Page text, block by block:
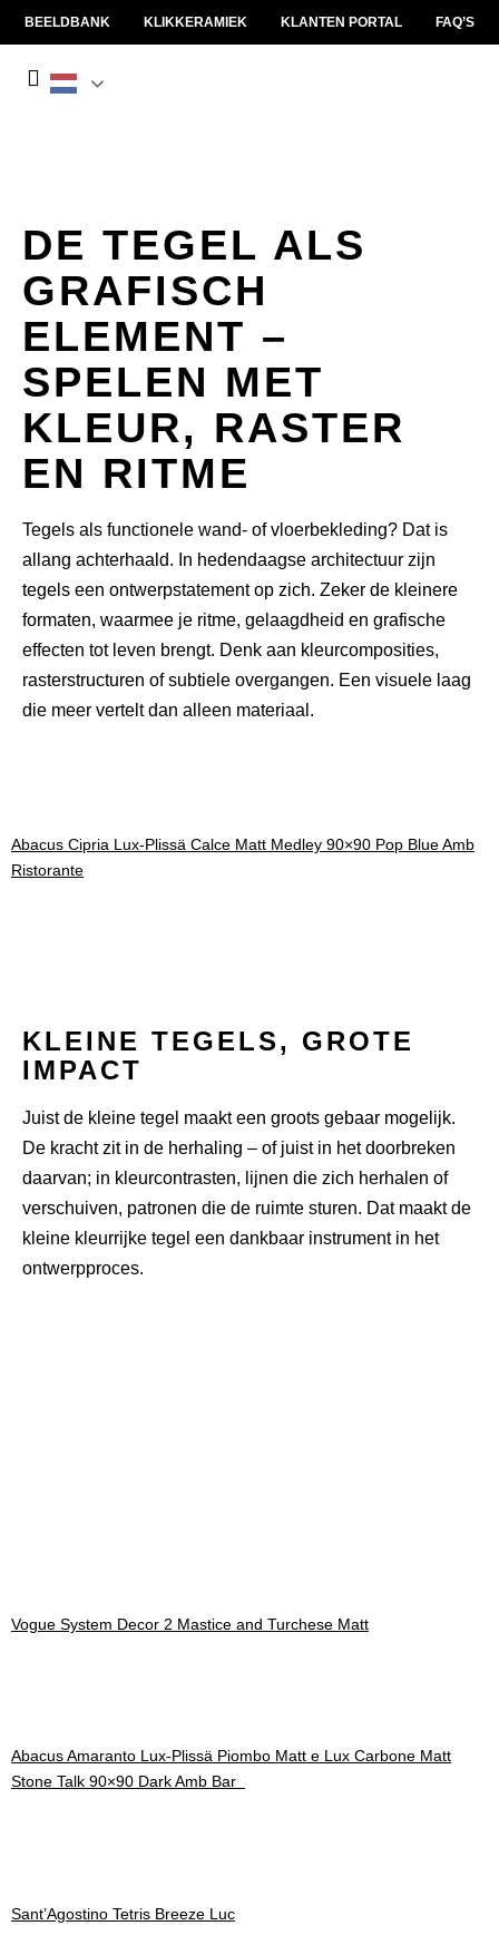
BEELDBANK KLIKKERAMIEK KLANTEN PORTAL FAQ’S
DE TEGEL ALS
GRAFISCH
ELEMENT –
SPELEN MET
KLEUR, RASTER
EN RITME
Tegels als functionele wand- of vloerbekleding? Dat is
allang achterhaald. In hedendaagse architectuur zijn
tegels een ontwerpstatement op zich. Zeker de kleinere
formaten, waarmee je ritme, gelaagdheid en grafische
effecten tot leven brengt. Denk aan kleurcomposities,
rasterstructuren of subtiele overgangen. Een visuele laag
die meer vertelt dan alleen materiaal.
Abacus Cipria Lux-Plissä Calce Matt Medley 90×90 Pop Blue Amb
Ristorante
KLEINE TEGELS, GROTE
IMPACT
Juist de kleine tegel maakt een groots gebaar mogelijk.
De kracht zit in de herhaling – of juist in het doorbreken
daarvan; in kleurcontrasten, lijnen die zich herhalen of
verschuiven, patronen die de ruimte sturen. Dat maakt de
kleine kleurrijke tegel een dankbaar instrument in het
ontwerpproces.
Vogue System Decor 2 Mastice and Turchese Matt
Abacus Amaranto Lux-Plissä Piombo Matt e Lux Carbone Matt
Stone Talk 90×90 Dark Amb Bar
Sant’Agostino Tetris Breeze Luc